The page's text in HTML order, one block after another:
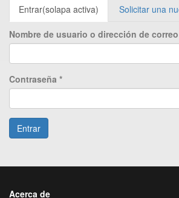
Entrar(solapa activa) Solicitar una
Nombre de usuario o dirección de correo
Contraseña *
Entrar
Acerca de